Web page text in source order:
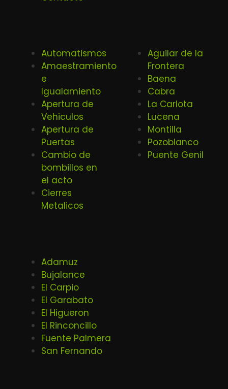
Automatismos
Amaestramiento
e
Igualamiento
Apertura de
Vehiculos
Apertura de
Puertas
Cambio de
bombillos en
el acto
Cierres
Metalicos
Aguilar de la
Frontera
Baena
Cabra
La Carlota
Lucena
Montilla
Pozoblanco
Puente Genil
Adamuz
Bujalance
El Carpio
El Garabato
El Higueron
El Rinconcillo
Fuente Palmera
San Fernando